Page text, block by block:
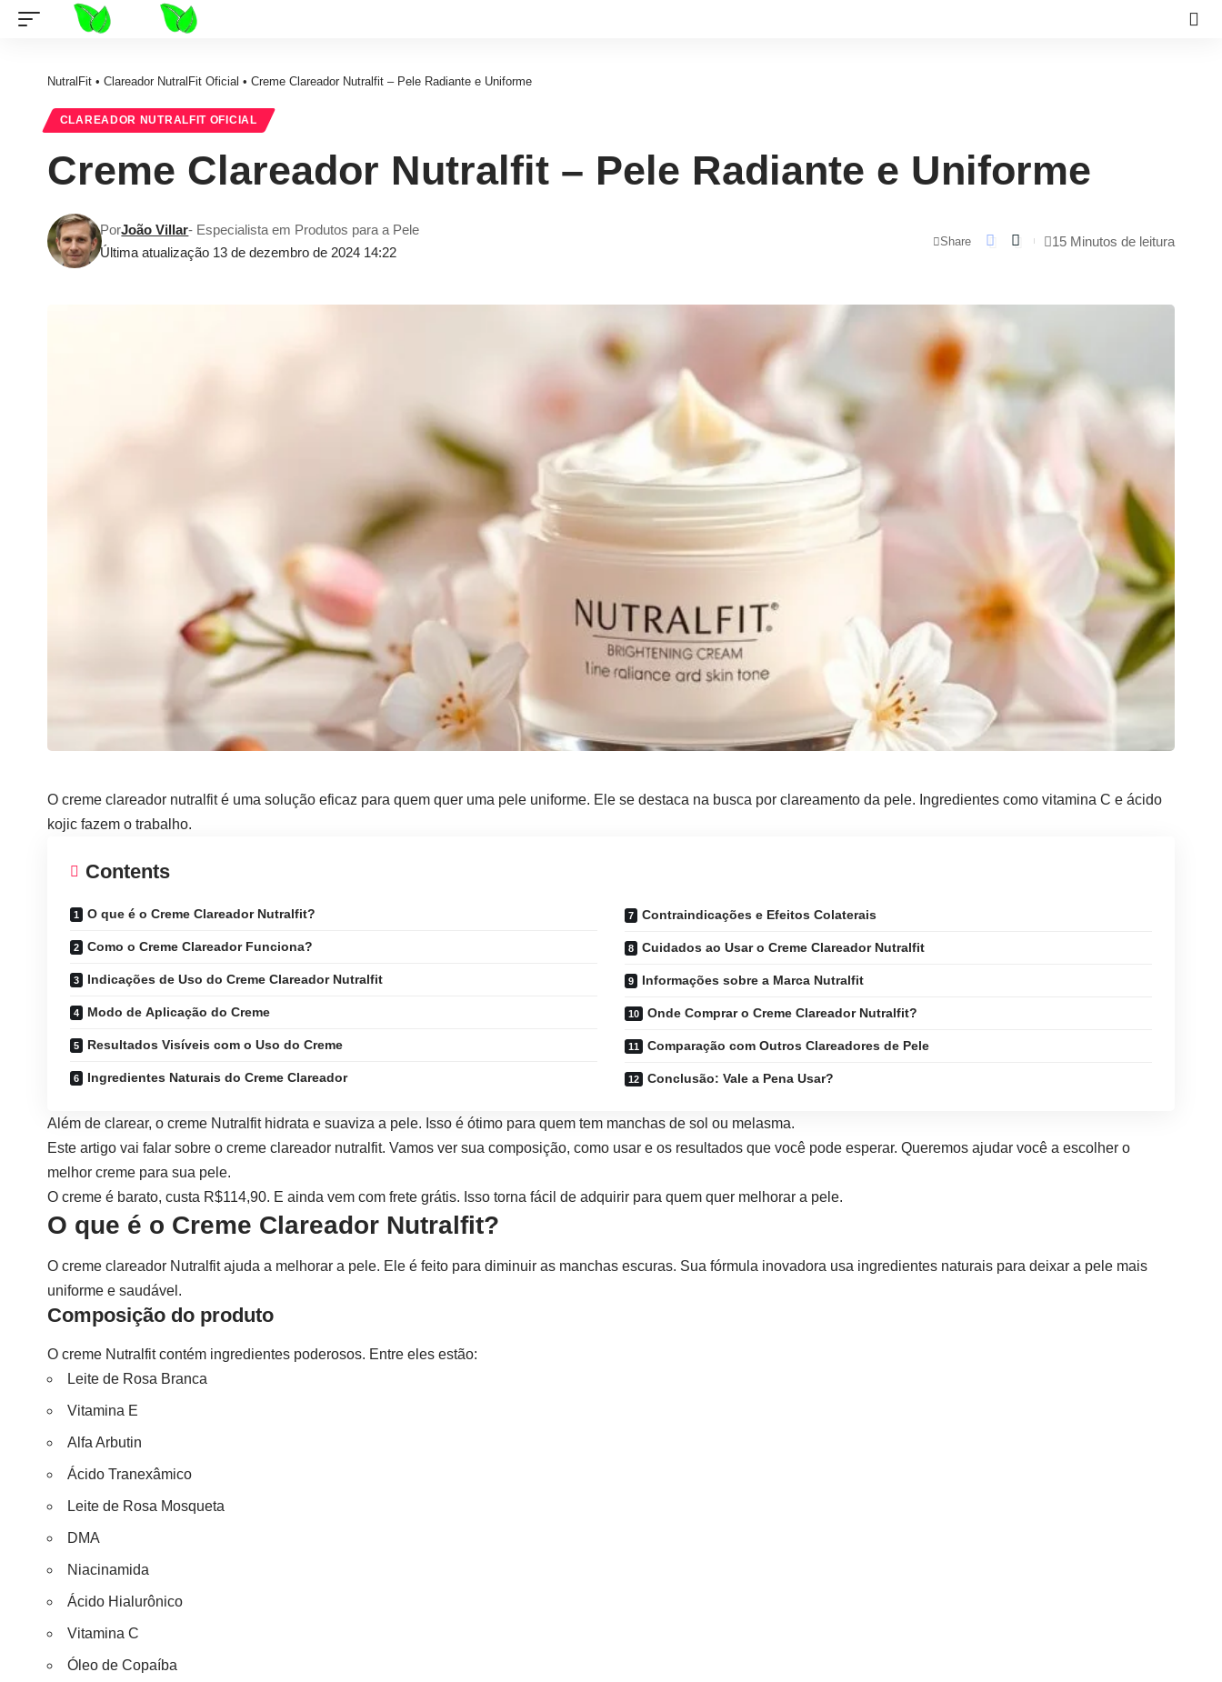
NutralFit • Clareador NutralFit Oficial • Creme Clareador Nutralfit – Pele Radiante e Uniforme
CLAREADOR NUTRALFIT OFICIAL
Creme Clareador Nutralfit – Pele Radiante e Uniforme
Última atualização 13 de dezembro de 2024 14:22
PorJoão Villar- Especialista em Produtos para a Pele
Share 15 Minutos de leitura
O creme clareador nutralfité uma solução eficaz para quem quer uma pele uniforme. Ele se destaca na busca por clareamento da pele. Ingredientes como vitamina C e ácido
kojic fazem o trabalho.
Contents
O que é o Creme Clareador Nutralfit?
Como o Creme Clareador Funciona?
Indicações de Uso do Creme Clareador Nutralfit
Modo de Aplicação do Creme
Resultados Visíveis com o Uso do Creme
Ingredientes Naturais do Creme Clareador
Contraindicações e Efeitos Colaterais
Cuidados ao Usar o Creme Clareador Nutralfit
Informações sobre a Marca Nutralfit
Onde Comprar o Creme Clareador Nutralfit?
Comparação com Outros Clareadores de Pele
Conclusão: Vale a Pena Usar?
Além de clarear, o creme Nutralfit hidrata e suaviza a pele. Isso é ótimo para quem tem manchas de sol ou melasma.
Este artigo vai falar sobre o creme clareador nutralfit. Vamos ver sua composição, como usar e os resultados que você pode esperar. Queremos ajudar você a escolher o
melhor creme para sua pele.
O creme é barato, custa R$114,90. E ainda vem com frete grátis. Isso torna fácil de adquirir para quem quer melhorar a pele.
O que é o Creme Clareador Nutralfit?
O creme clareador Nutralfit ajuda a melhorar a pele. Ele é feito para diminuir as manchas escuras. Sua fórmula inovadora usa ingredientes naturais para deixar a pele mais
uniforme e saudável.
Composição do produto
O creme Nutralfit contém ingredientes poderosos. Entre eles estão:
Leite de Rosa Branca
Vitamina E
Alfa Arbutin
Ácido Tranexâmico
Leite de Rosa Mosqueta
DMA
Niacinamida
Ácido Hialurônico
Vitamina C
Óleo de Copaíba